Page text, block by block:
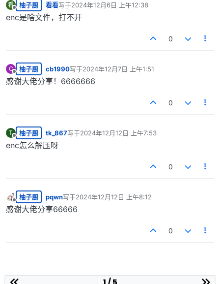
看
离线
柚子厨 看看写于2024年12月6日 上午12:38
最后由 编辑
enc是啥文件，打不开
0
C
离线
柚子厨 cb1990写于2024年12月7日 上午1:51
最后由 编辑
感谢大佬分享！6666666
0
T
离线
柚子厨 tk_867写于2024年12月12日 上午7:53
最后由 编辑
enc怎么解压呀
0
离线
柚子厨 pqwn写于2024年12月12日 上午8:12
最后由 编辑
感谢大佬分享66666
0